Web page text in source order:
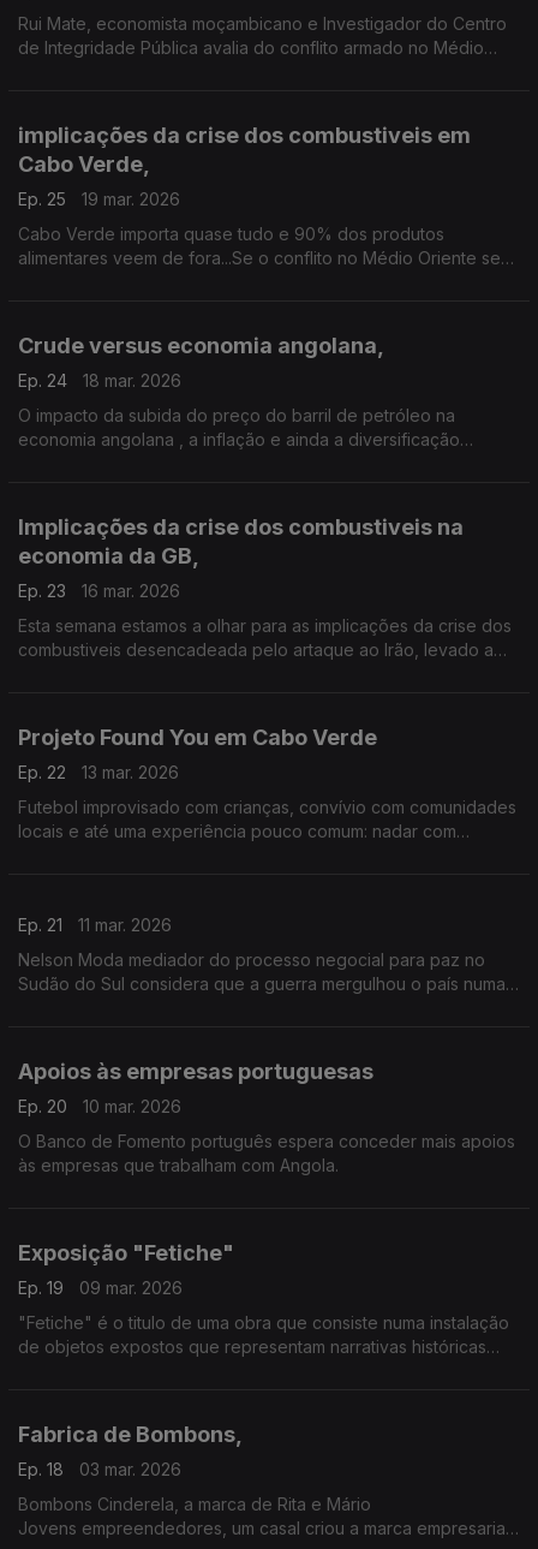
Rui Mate, economista moçambicano e Investigador do Centro
de Integridade Pública avalia do conflito armado no Médio
implicações da crise dos combustiveis em
Cabo Verde,
Ep. 25
19 mar. 2026
Cabo Verde importa quase tudo e 90% dos produtos
alimentares veem de fora...Se o conflito no Médio Oriente se
Crude versus economia angolana,
Ep. 24
18 mar. 2026
O impacto da subida do preço do barril de petróleo na
economia angolana , a inflação e ainda a diversificação
Implicações da crise dos combustiveis na
economia da GB,
Ep. 23
16 mar. 2026
Esta semana estamos a olhar para as implicações da crise dos
combustiveis desencadeada pelo artaque ao Irão, levado a
Projeto Found You em Cabo Verde
Ep. 22
13 mar. 2026
Futebol improvisado com crianças, convívio com comunidades
locais e até uma experiência pouco comum: nadar com
projeto Found You, uma iniciativa que procura ligar as viagens
turísticas a experiências de impacto social nas comunidades
locais. Reportagem de Carlos Santos.
Ep. 21
11 mar. 2026
Nelson Moda mediador do processo negocial para paz no
Sudão do Sul considera que a guerra mergulhou o país numa
Apoios às empresas portuguesas
Ep. 20
10 mar. 2026
O Banco de Fomento português espera conceder mais apoios
às empresas que trabalham com Angola.
Exposição "Fetiche"
Ep. 19
09 mar. 2026
"Fetiche" é o titulo de uma obra que consiste numa instalação
de objetos expostos que representam narrativas históricas
Fabrica de Bombons,
Ep. 18
03 mar. 2026
Bombons Cinderela, a marca de Rita e Mário
Jovens empreendedores, um casal criou a marca empresarial